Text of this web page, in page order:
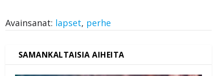
Avainsanat: lapset, perhe